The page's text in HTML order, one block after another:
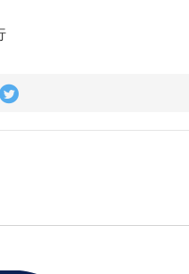
Twitter
で
ェ